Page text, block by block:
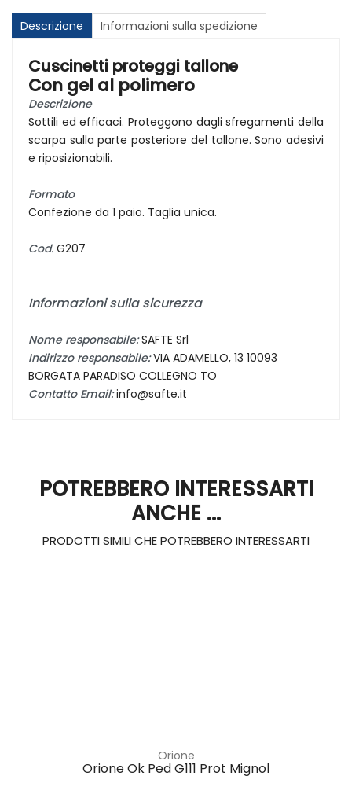
Descrizione Informazioni sulla spedizione
Cuscinetti proteggi tallone
Con gel al polimero
Descrizione
Sottili ed efficaci. Proteggono dagli sfregamenti della
scarpa sulla parte posteriore del tallone. Sono adesivi
e riposizionabili.
Formato
Confezione da 1 paio. Taglia unica.
Cod. G207
Informazioni sulla sicurezza
Nome responsabile:SAFTE Srl
Indirizzo responsabile:VIA ADAMELLO, 13 10093
BORGATA PARADISO COLLEGNO TO
Contatto Email:info@safte.it
POTREBBERO INTERESSARTI
ANCHE ...
PRODOTTI SIMILI CHE POTREBBERO INTERESSARTI
Orione
Orione Ok Ped G111 Prot Mignol